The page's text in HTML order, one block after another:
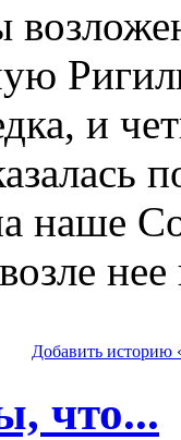
и
наше
Добавить историю
что...